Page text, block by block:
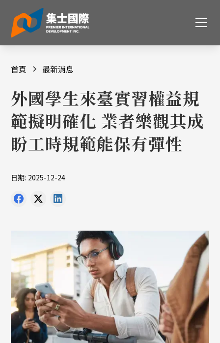
首頁 最新消息
外國學生來臺實習權益規
範擬明確化 業者樂觀其成
盼工時規範能保有彈性
日期: 2025-12-24